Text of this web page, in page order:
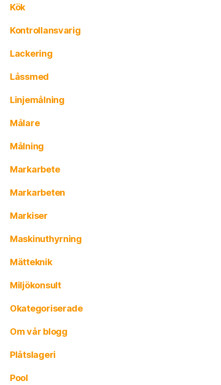
Kök
Kontrollansvarig
Lackering
Låssmed
Linjemålning
Målare
Målning
Markarbete
Markarbeten
Markiser
Maskinuthyrning
Mätteknik
Miljökonsult
Okategoriserade
Om vår blogg
Plåtslageri
Pool